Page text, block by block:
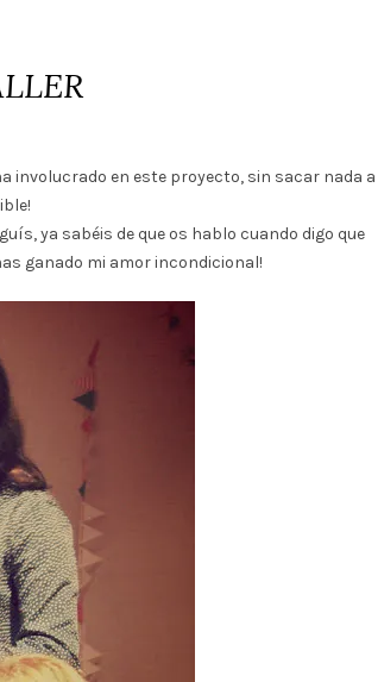
involucrado en este proyecto, sin sacar nada a
ya sabéis de que os hablo cuando digo que
ganado mi amor incondicional!